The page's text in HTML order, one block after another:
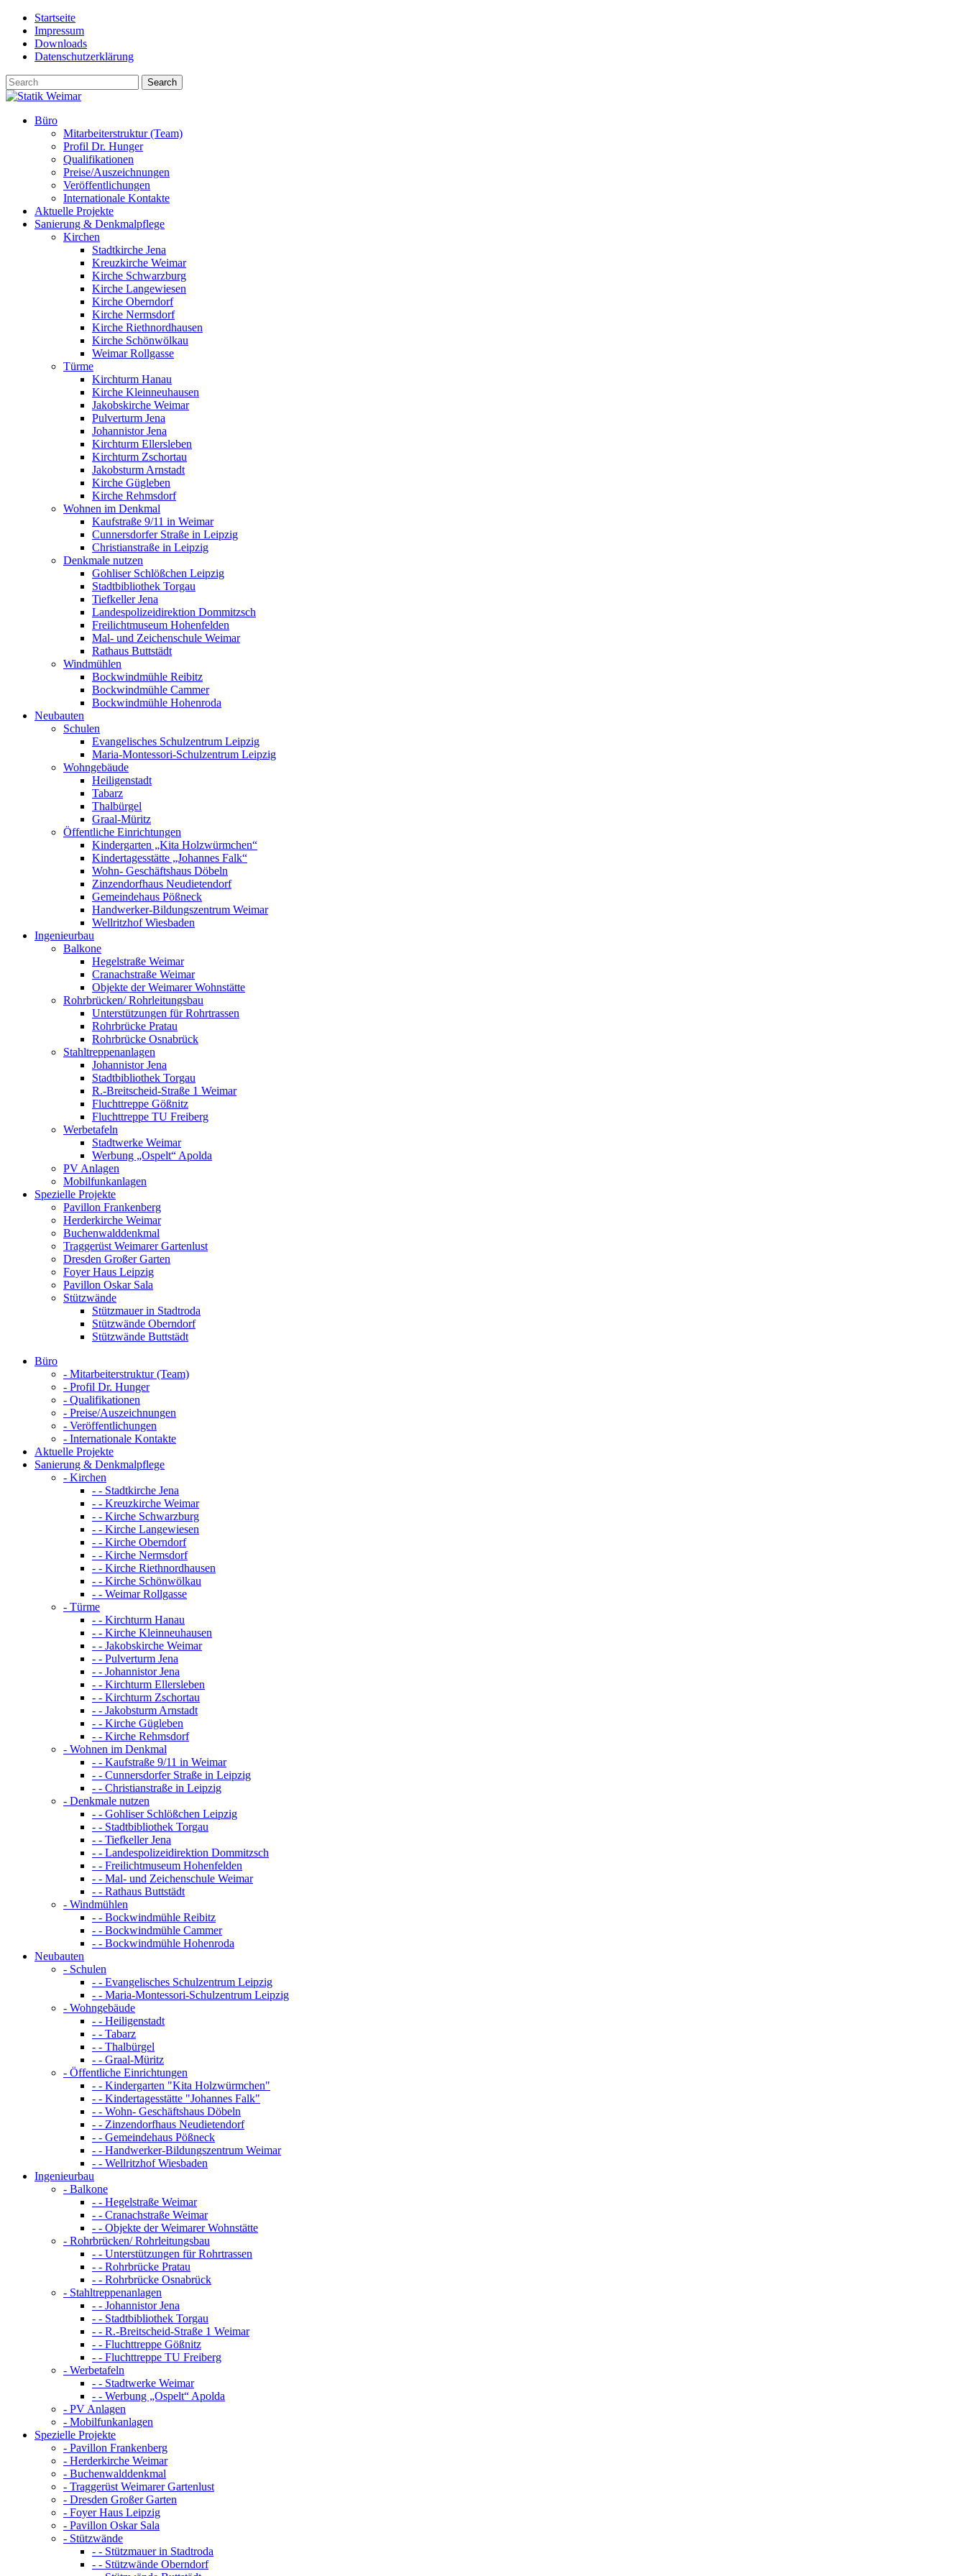
Skip
content
Startseite
Impressum
Downloads
Datenschutzerklärung
Büro
Mitarbeiterstruktur (Team)
Profil Dr. Hunger
Qualifikationen
Preise/Auszeichnungen
Veröffentlichungen
Internationale Kontakte
Aktuelle Projekte
Sanierung & Denkmalpflege
Kirchen
Stadtkirche Jena
Kreuzkirche Weimar
Kirche Schwarzburg
Kirche Langewiesen
Kirche Oberndorf
Kirche Nermsdorf
Kirche Riethnordhausen
Kirche Schönwölkau
Weimar Rollgasse
Türme
Kirchturm Hanau
Kirche Kleinneuhausen
Jakobskirche Weimar
Pulverturm Jena
Johannistor Jena
Kirchturm Ellersleben
Kirchturm Zschortau
Jakobsturm Arnstadt
Kirche Gügleben
Kirche Rehmsdorf
Wohnen im Denkmal
Kaufstraße 9/11 in Weimar
Cunnersdorfer Straße in Leipzig
Christianstraße in Leipzig
Denkmale nutzen
Gohliser Schlößchen Leipzig
Stadtbibliothek Torgau
Tiefkeller Jena
Landespolizeidirektion Dommitzsch
Freilichtmuseum Hohenfelden
Mal- und Zeichenschule Weimar
Rathaus Buttstädt
Windmühlen
Bockwindmühle Reibitz
Bockwindmühle Cammer
Bockwindmühle Hohenroda
Neubauten
Schulen
Evangelisches Schulzentrum Leipzig
Maria-Montessori-Schulzentrum Leipzig
Wohngebäude
Heiligenstadt
Tabarz
Thalbürgel
Graal-Müritz
Öffentliche Einrichtungen
Kindergarten „Kita Holzwürmchen“
Kindertagesstätte „Johannes Falk“
Wohn- Geschäftshaus Döbeln
Zinzendorfhaus Neudietendorf
Gemeindehaus Pößneck
Handwerker-Bildungszentrum Weimar
Wellritzhof Wiesbaden
Ingenieurbau
Balkone
Hegelstraße Weimar
Cranachstraße Weimar
Objekte der Weimarer Wohnstätte
Rohrbrücken/ Rohrleitungsbau
Unterstützungen für Rohrtrassen
Rohrbrücke Pratau
Rohrbrücke Osnabrück
Stahltreppenanlagen
Johannistor Jena
Stadtbibliothek Torgau
R.-Breitscheid-Straße 1 Weimar
Fluchttreppe Gößnitz
Fluchttreppe TU Freiberg
Werbetafeln
Stadtwerke Weimar
Werbung „Ospelt“ Apolda
PV Anlagen
Mobilfunkanlagen
Spezielle Projekte
Pavillon Frankenberg
Herderkirche Weimar
Buchenwalddenkmal
Traggerüst Weimarer Gartenlust
Dresden Großer Garten
Foyer Haus Leipzig
Pavillon Oskar Sala
Stützwände
Stützmauer in Stadtroda
Stützwände Oberndorf
Stützwände Buttstädt
Büro
- Mitarbeiterstruktur (Team)
- Profil Dr. Hunger
- Qualifikationen
- Preise/Auszeichnungen
- Veröffentlichungen
- Internationale Kontakte
Aktuelle Projekte
Sanierung & Denkmalpflege
- Kirchen
- - Stadtkirche Jena
- - Kreuzkirche Weimar
- - Kirche Schwarzburg
- - Kirche Langewiesen
- - Kirche Oberndorf
- - Kirche Nermsdorf
- - Kirche Riethnordhausen
- - Kirche Schönwölkau
- - Weimar Rollgasse
- Türme
- - Kirchturm Hanau
- - Kirche Kleinneuhausen
- - Jakobskirche Weimar
- - Pulverturm Jena
- - Johannistor Jena
- - Kirchturm Ellersleben
- - Kirchturm Zschortau
- - Jakobsturm Arnstadt
- - Kirche Gügleben
- - Kirche Rehmsdorf
- Wohnen im Denkmal
- - Kaufstraße 9/11 in Weimar
- - Cunnersdorfer Straße in Leipzig
- - Christianstraße in Leipzig
- Denkmale nutzen
- - Gohliser Schlößchen Leipzig
- - Stadtbibliothek Torgau
- - Tiefkeller Jena
- - Landespolizeidirektion Dommitzsch
- - Freilichtmuseum Hohenfelden
- - Mal- und Zeichenschule Weimar
- - Rathaus Buttstädt
- Windmühlen
- - Bockwindmühle Reibitz
- - Bockwindmühle Cammer
- - Bockwindmühle Hohenroda
Neubauten
- Schulen
- - Evangelisches Schulzentrum Leipzig
- - Maria-Montessori-Schulzentrum Leipzig
- Wohngebäude
- - Heiligenstadt
- - Tabarz
- - Thalbürgel
- - Graal-Müritz
- Öffentliche Einrichtungen
- - Kindergarten "Kita Holzwürmchen"
- - Kindertagesstätte "Johannes Falk"
- - Wohn- Geschäftshaus Döbeln
- - Zinzendorfhaus Neudietendorf
- - Gemeindehaus Pößneck
- - Handwerker-Bildungszentrum Weimar
- - Wellritzhof Wiesbaden
Ingenieurbau
- Balkone
- - Hegelstraße Weimar
- - Cranachstraße Weimar
- - Objekte der Weimarer Wohnstätte
- Rohrbrücken/ Rohrleitungsbau
- - Unterstützungen für Rohrtrassen
- - Rohrbrücke Pratau
- - Rohrbrücke Osnabrück
- Stahltreppenanlagen
- - Johannistor Jena
- - Stadtbibliothek Torgau
- - R.-Breitscheid-Straße 1 Weimar
- - Fluchttreppe Gößnitz
- - Fluchttreppe TU Freiberg
- Werbetafeln
- - Stadtwerke Weimar
- - Werbung „Ospelt“ Apolda
- PV Anlagen
- Mobilfunkanlagen
Spezielle Projekte
- Pavillon Frankenberg
- Herderkirche Weimar
- Buchenwalddenkmal
- Traggerüst Weimarer Gartenlust
- Dresden Großer Garten
- Foyer Haus Leipzig
- Pavillon Oskar Sala
- Stützwände
- - Stützmauer in Stadtroda
- - Stützwände Oberndorf